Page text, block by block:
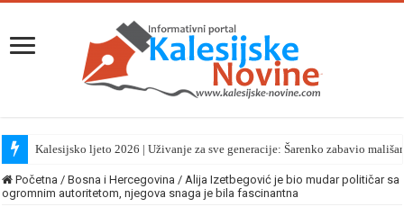
Kalesijsko ljeto 2026 | Uživanje za sve generacije: Šarenko zabavio
Početna / Bosna i Hercegovina / Alija Izetbegović je bio mudar političar sa
ogromnim autoritetom, njegova snaga je bila fascinantna